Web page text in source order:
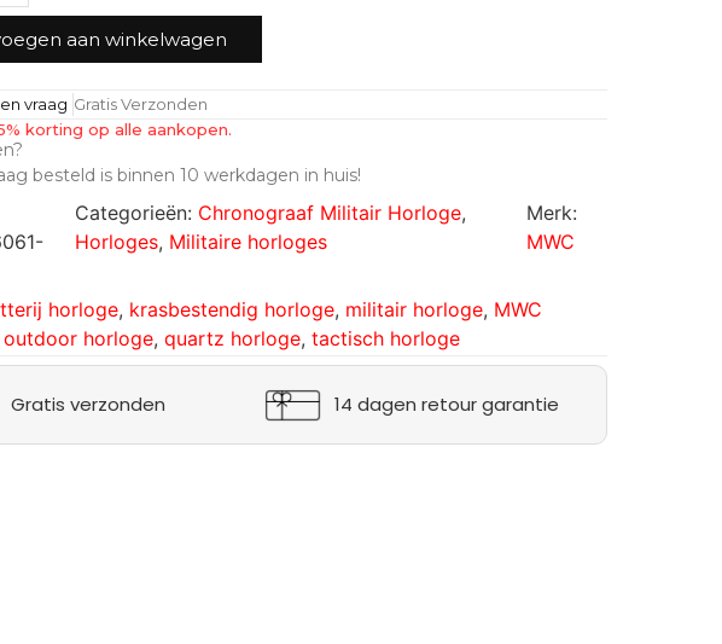
aan winkelwagen
vraag Gratis Verzonden
korting op alle aankopen.
besteld is binnen 10 werkdagen in huis!
Categorieën: Chronograaf Militair Horloge,
Horloges, Militaire horloges
Merk:
MWC
horloge, krasbestendig horloge, militair horloge, MWC
outdoor horloge, quartz horloge, tactisch horloge
Gratis verzonden 14 dagen retour garantie